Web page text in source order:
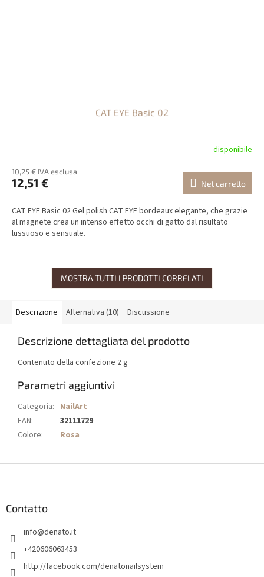
CAT EYE Basic 02
disponibile
10,25 € IVA esclusa
12,51 € Nel carrello
CAT EYE Basic 02 Gel polish CAT EYE bordeaux elegante, che grazie
al magnete crea un intenso effetto occhi di gatto dal risultato
lussuoso e sensuale.
MOSTRA TUTTI I PRODOTTI CORRELATI
Descrizione Alternativa (10) Discussione
Descrizione dettagliata del prodotto
Contenuto della confezione 2 g
Parametri aggiuntivi
Categoria: NailArt
EAN:
32111729
Colore: Rosa
Contatto
info@denato.it
+420606063453
http://facebook.com/denatonailsystem